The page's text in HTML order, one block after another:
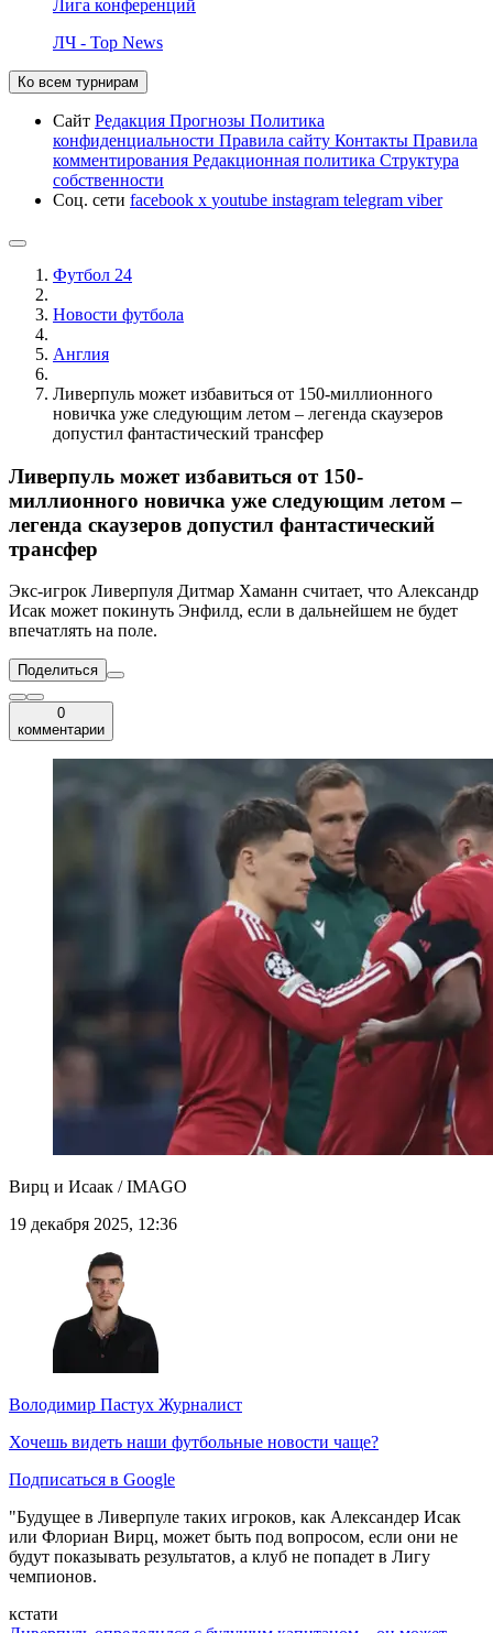
Лига конференций
ЛЧ - Top News
Ко всем турнирам
Сайт Редакция Прогнозы Политика
конфиденциальности Правила сайту Контакты Правила
комментирования Редакционная политика Структура
собственности
Соц. сети facebook x youtube instagram telegram viber
Футбол 24
Новости футбола
Англия
Ливерпуль может избавиться от 150-миллионного
новичка уже следующим летом – легенда скаузеров
допустил фантастический трансфер
Ливерпуль может избавиться от 150-
миллионного новичка уже следующим летом –
легенда скаузеров допустил фантастический
трансфер
Экс-игрок Ливерпуля Дитмар Хаманн считает, что Александр
Исак может покинуть Энфилд, если в дальнейшем не будет
впечатлять на поле.
Поделиться
0
комментарии
Вирц и Исаак / IMAGO
19 декабря 2025, 12:36
Володимир Пастух Журналист
Хочешь видеть наши футбольные новости чаще?
Подписаться в Google
"Будущее в Ливерпуле таких игроков, как Александер Исак
или Флориан Вирц, может быть под вопросом, если они не
будут показывать результатов, а клуб не попадет в Лигу
чемпионов.
кстати